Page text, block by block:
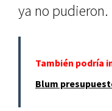
ya no pudieron.
También podría
Blum